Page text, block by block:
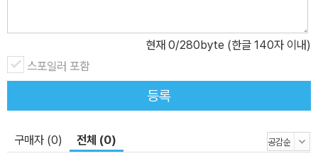
자신의 다름을 이해하게 되지만, 그래도 남들과 다른 자신의 모습에
여전히 주눅 들어 지냅니다. 그런데 새 학교에 입학하면서 알게 된 ‘최
강 밴드 대회’! 록 음악에 빠져 있던 프랭키는 밴드 대회에 나가고 싶
다는 꿈이 생기고, 밴드 결성을 위해 그동안 절대 자신 없던 ‘친구 사
귀기’에 돌입하는데…. 프랭키는 기타리스트로서 놀라운 기량을 보여
주고, 드디어 밴드 ‘갤럭틱 트래시(우주 쓰레기)’의 멤버로 영입 제안
을 받습니다. 둘밖에 없던 친구가 넷이 되면서, 프랭키는 자신에 대한
현재 0/280byte (한글 140자 이내)
스포일러 포함
등록
구매자 (0) 전체 (0)